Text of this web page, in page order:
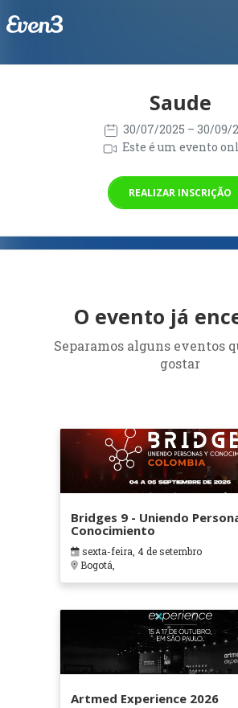
Saude
30/07/2025 – 30/09/
Este é um evento
REALIZAR INSCRIÇÃO
O evento já
Separamos alguns eventos
gostar
Bridges 9 - Uniendo
Conocimiento
sexta-feira, 4 de setembro
Bogotá,
Artmed Experience 2026